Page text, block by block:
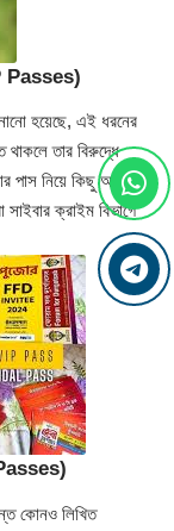
Passes)
হয়েছে, এই ধরনের
তার বিরুদ্ধে
পাস নিয়ে কিছু অসাধু
ক্রাইম বিভাগে
কোনও লিখিত